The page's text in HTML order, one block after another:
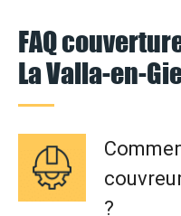
FAQ
La Valla-en-
?